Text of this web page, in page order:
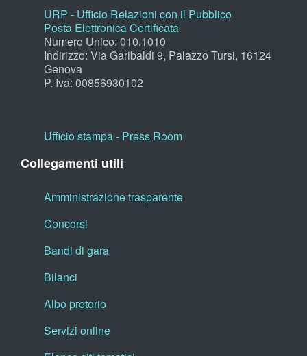
URP - Ufficio Relazioni con il Pubblico
Posta Elettronica Certificata
Numero Unico: 010.1010
Indirizzo: Via Garibaldi 9, Palazzo Tursi, 16124
Genova
P. Iva: 00856930102
Ufficio stampa - Press Room
Collegamenti utili
Amministrazione trasparente
Concorsi
Bandi di gara
Bilanci
Albo pretorio
Servizi online